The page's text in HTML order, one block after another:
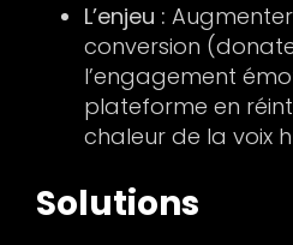
L’enjeu :
conversion
l’engagement
plateforme en
chaleur de la voix
Solutions